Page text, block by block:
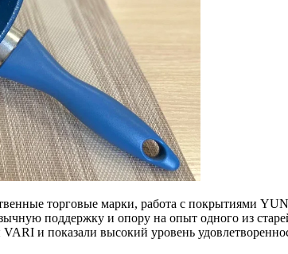
торговые марки, работа с покрытиями
поддержку и опору на опыт одного из
и показали высокий уровень